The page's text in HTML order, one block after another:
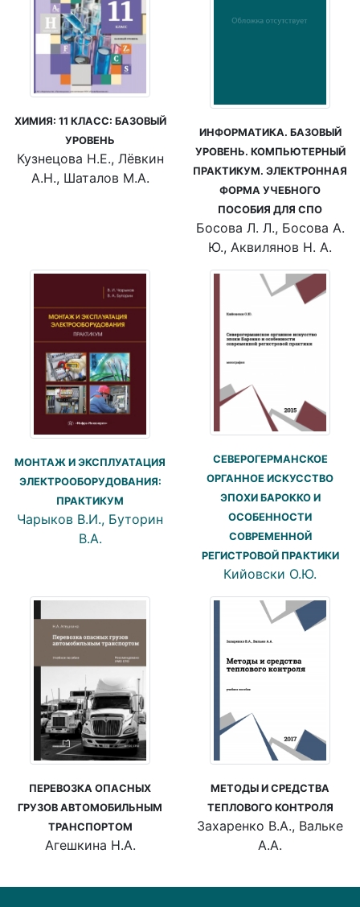
ХИМИЯ: 11 КЛАСС: БАЗОВЫЙ
УРОВЕНЬ
Кузнецова Н.Е., Лёвкин
А.Н., Шаталов М.А.
ИНФОРМАТИКА. БАЗОВЫЙ
УРОВЕНЬ. КОМПЬЮТЕРНЫЙ
ПРАКТИКУМ. ЭЛЕКТРОННАЯ
ФОРМА УЧЕБНОГО
ПОСОБИЯ ДЛЯ СПО
Босова Л. Л., Босова А.
Ю., Аквилянов Н. А.
МОНТАЖ И ЭКСПЛУАТАЦИЯ
ЭЛЕКТРООБОРУДОВАНИЯ:
ПРАКТИКУМ
Чарыков В.И., Буторин
В.А.
СЕВЕРОГЕРМАНСКОЕ
ОРГАННОЕ ИСКУССТВО
ЭПОХИ БАРОККО И
ОСОБЕННОСТИ
СОВРЕМЕННОЙ
РЕГИСТРОВОЙ ПРАКТИКИ
Кийовски О.Ю.
ПЕРЕВОЗКА ОПАСНЫХ
ГРУЗОВ АВТОМОБИЛЬНЫМ
ТРАНСПОРТОМ
Агешкина Н.А.
МЕТОДЫ И СРЕДСТВА
ТЕПЛОВОГО КОНТРОЛЯ
Захаренко В.А., Вальке
А.А.